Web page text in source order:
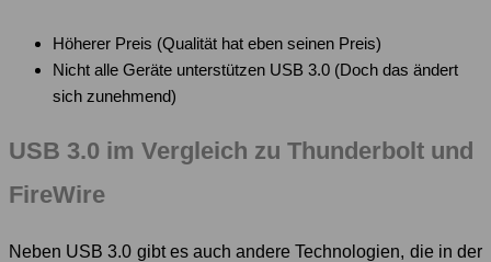
Höherer Preis (Qualität hat eben seinen Preis)
Nicht alle Geräte unterstützen USB 3.0 (Doch das ändert
sich zunehmend)
USB 3.0 im Vergleich zu Thunderbolt und
FireWire
Neben USB 3.0 gibt es auch andere Technologien, die in der